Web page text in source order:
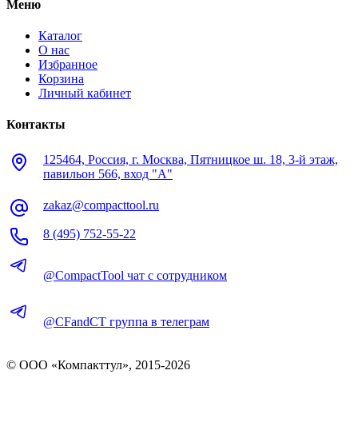
Меню
Каталог
О нас
Избранное
Корзина
Личный кабинет
Контакты
125464, Россия, г. Москва, Пятницкое ш. 18, 3-й этаж,
павильон 566, вход "А"
zakaz@compacttool.ru
8 (495) 752-55-22
@CompactTool чат с сотрудником
@CFandCT группа в телеграм
© OOO «Компакттул», 2015-2026